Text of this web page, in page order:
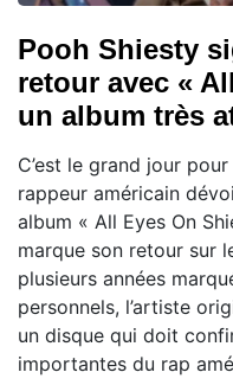
Pooh Shiesty
retour avec «
un album très
C’est le grand jour
rappeur américain
album « All Eyes On
marque son retour sur
plusieurs années
personnels, l’artiste
un disque qui doit
importantes du rap